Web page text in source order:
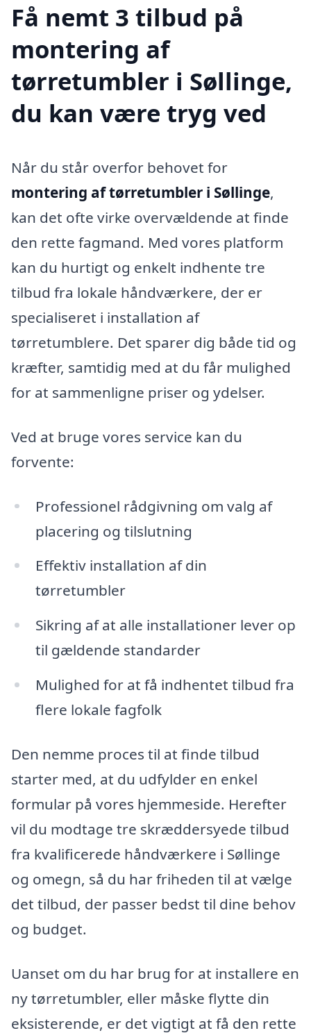
Få nemt 3 tilbud på
montering af
tørretumbler i Søllinge,
du kan være tryg ved
Når du står overfor behovet for
montering af tørretumbler i Søllinge,
kan det ofte virke overvældende at finde
den rette fagmand. Med vores platform
kan du hurtigt og enkelt indhente tre
tilbud fra lokale håndværkere, der er
specialiseret i installation af
tørretumblere. Det sparer dig både tid og
kræfter, samtidig med at du får mulighed
for at sammenligne priser og ydelser.
Ved at bruge vores service kan du
forvente:
Professionel rådgivning om valg af
placering og tilslutning
Effektiv installation af din
tørretumbler
Sikring af at alle installationer lever op
til gældende standarder
Mulighed for at få indhentet tilbud fra
flere lokale fagfolk
Den nemme proces til at finde tilbud
starter med, at du udfylder en enkel
formular på vores hjemmeside. Herefter
vil du modtage tre skræddersyede tilbud
fra kvalificerede håndværkere i Søllinge
og omegn, så du har friheden til at vælge
det tilbud, der passer bedst til dine behov
og budget.
Uanset om du har brug for at installere en
ny tørretumbler, eller måske flytte din
eksisterende, er det vigtigt at få den rette